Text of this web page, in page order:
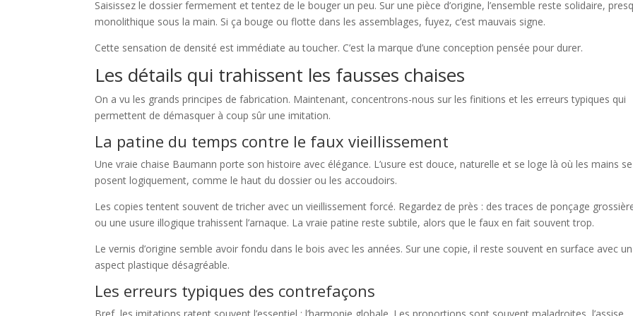
Saisissez le dossier fermement et tentez de le bouger un peu. Sur une pièce d’origine, l’ensemble reste solidaire,
monolithique sous la main. Si ça bouge ou flotte dans les assemblages, fuyez, c’est mauvais signe.
Cette sensation de densité est immédiate au toucher. C’est la marque d’une conception pensée pour durer.
Les détails qui trahissent les fausses chaises
On a vu les grands principes de fabrication. Maintenant, concentrons-nous sur les finitions et les erreurs typiques qui
permettent de démasquer à coup sûr une imitation.
La patine du temps contre le faux vieillissement
Une vraie chaise Baumann porte son histoire avec élégance. L’usure est douce, naturelle et se loge là où les mains se
posent logiquement, comme le haut du dossier ou les accoudoirs.
Les copies tentent souvent de tricher avec un vieillissement forcé. Regardez de près : des traces de ponçage
ou une usure illogique trahissent l’arnaque. La vraie patine reste subtile, alors que le faux en fait souvent trop.
Le vernis d’origine semble avoir fondu dans le bois avec les années. Sur une copie, il reste souvent en surface avec un
aspect plastique désagréable.
Les erreurs typiques des contrefaçons
Bref, les imitations ratent souvent l’essentiel : l’harmonie globale. Les proportions sont souvent maladroites, l’assise